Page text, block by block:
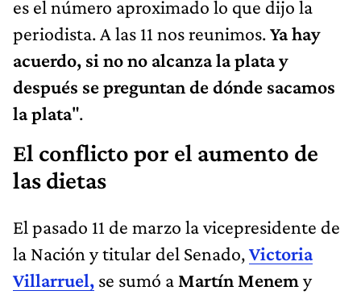
es el número aproximado lo que dijo la
periodista. A las 11 nos reunimos.Ya hay
acuerdo, si no no alcanza la plata y
después se preguntan de dónde sacamos
la plata".
El conflicto por el aumento de
las dietas
El pasado 11 de marzo la vicepresidente de
la Nación y titular del Senado,Victoria
Villarruel, se sumó a Martín Menem y